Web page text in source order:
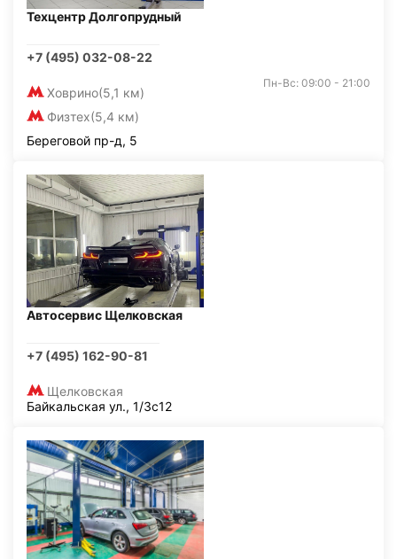
Техцентр Долгопрудный
+7 (495) 032-08-22
Ховрино(5,1 км)
Физтех(5,4 км)
Пн-Вс: 09:00 - 21:00
Береговой пр-д, 5
Автосервис Щелковская
+7 (495) 162-90-81
Щелковская
Байкальская ул., 1/3с12